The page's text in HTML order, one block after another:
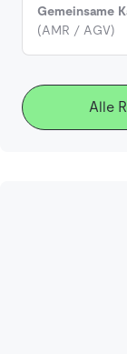
Gemeinsame
(AMR / AGV)
Alle